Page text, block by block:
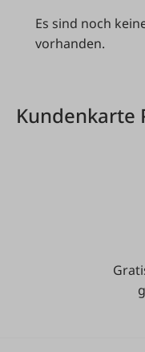
Es sind noch
vorhanden.
Kundenkarte